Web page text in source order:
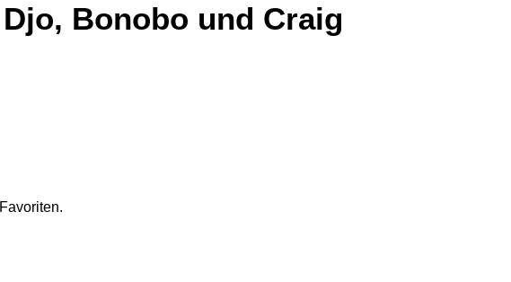
Bonobo und Craig